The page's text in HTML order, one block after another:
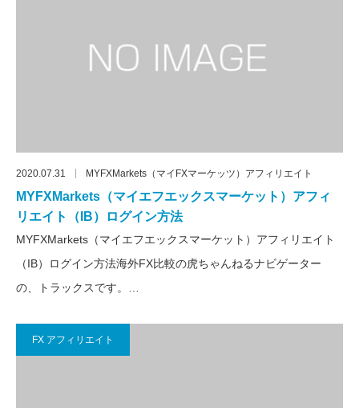
2020.07.31 MYFXMarkets（マイFXマーケッツ）アフィリエイト
MYFXMarkets（マイエフエックスマーケット）アフィ
リエイト（IB）ログイン方法
MYFXMarkets（マイエフエックスマーケット）アフィリエイト
（IB）ログイン方法海外FX比較の虎ちゃんねるナビゲーター
の、トラックスです。…
FX アフィリエイト